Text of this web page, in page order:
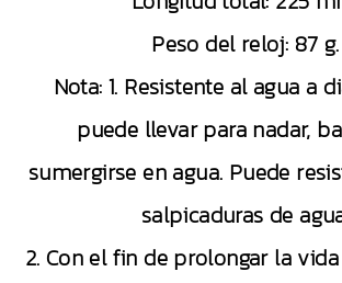
Peso del reloj: 87 g.
Nota: 1. Resistente al agua a
puede llevar para nadar,
sumergirse en agua. Puede
salpicaduras de
2. Con el fin de prolongar la